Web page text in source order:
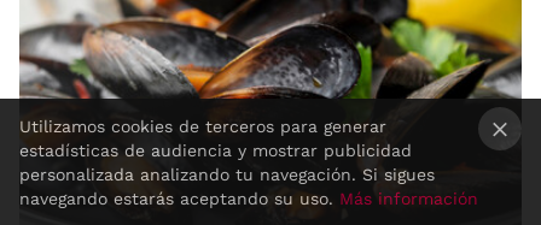
Utilizamos cookies de terceros para generar
estadísticas de audiencia y mostrar publicidad
personalizada analizando tu navegación. Si sigues
navegando estarás aceptando su uso. Más información